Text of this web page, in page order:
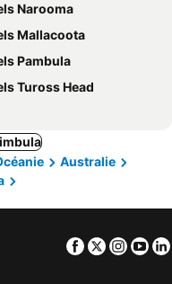
Narooma
Mallacoota
Pambula
Tuross Head
Australie
Facebook
Twitter